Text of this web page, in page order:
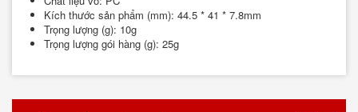
Kích thước sản phẩm (mm): 44.5 * 41 * 7.8mm
Trọng lượng (g): 10g
Trọng lượng gói hàng (g): 25g